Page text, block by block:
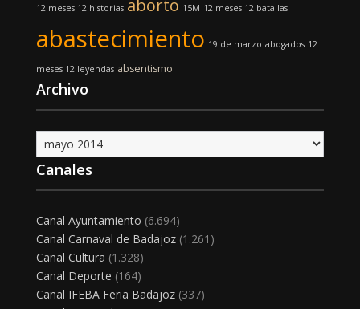
12 meses 12 historias aborto 15M 12 meses 12 batallas
abastecimiento 19 de marzo abogados 12
meses 12 leyendas absentismo
Archivo
Archivo
Canales
Canal Ayuntamiento (6.694)
Canal Carnaval de Badajoz(1.261)
Canal Cultura (1.328)
Canal Deporte (164)
Canal IFEBA Feria Badajoz(337)